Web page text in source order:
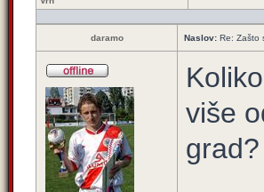
daramo Naslov: Re: Zašto
više
grad?